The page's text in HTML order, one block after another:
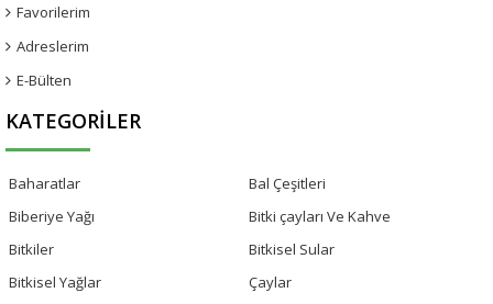
Favorilerim
Adreslerim
E-Bülten
KATEGORILER
Baharatlar
Bal Çeşitleri
Biberiye Yağı
Bitki çayları Ve Kahve
Bitkiler
Bitkisel Sular
Bitkisel Yağlar
Çaylar